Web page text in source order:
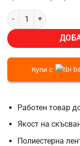
количество за
Купи с
Работен товар
Якост на
Полиестерна